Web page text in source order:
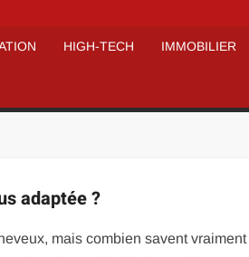
HIGH-TECH IMMOBILIER
adaptée ?
mais combien savent vraiment